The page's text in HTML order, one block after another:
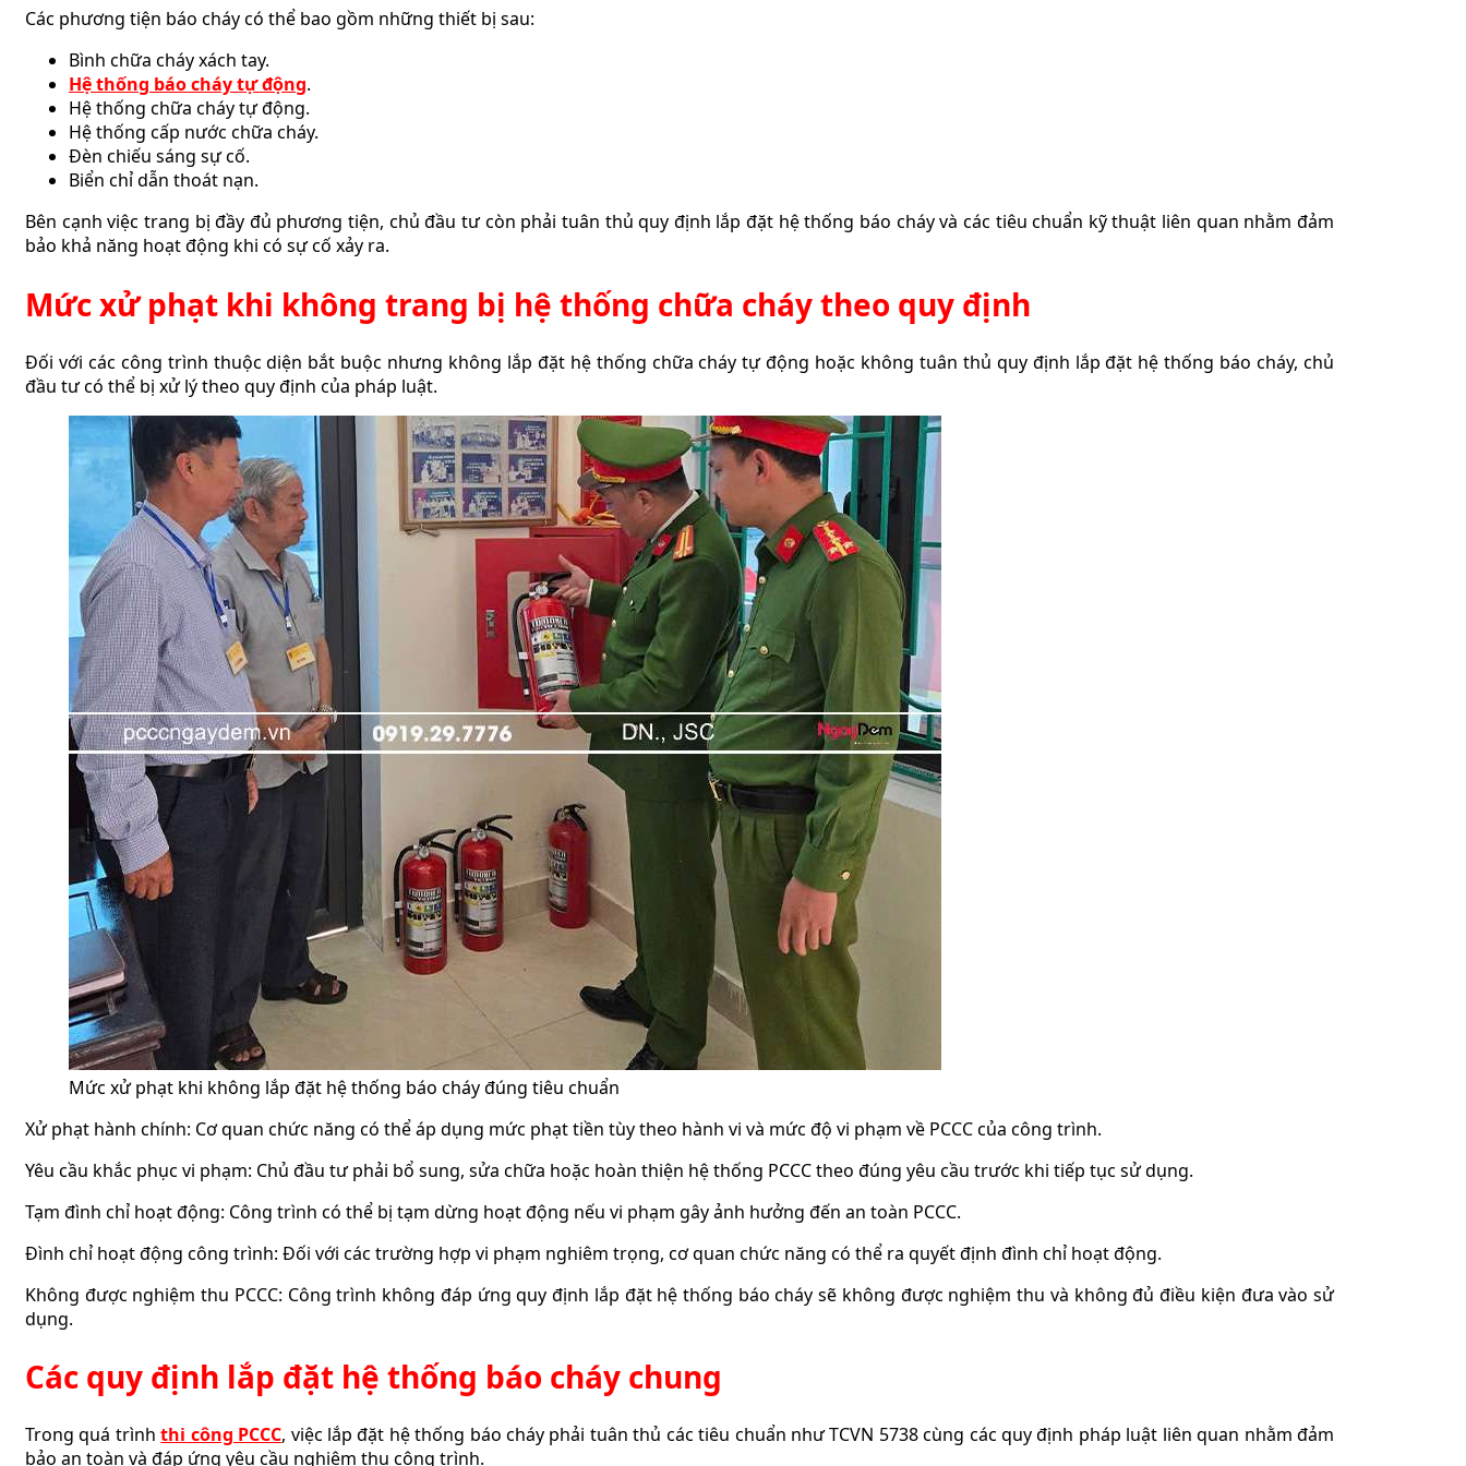
Các phương tiện báo cháy có thể bao gồm những thiết bị sau:
Bình chữa cháy xách tay.
Hệ thống báo cháy tự động.
Hệ thống chữa cháy tự động.
Hệ thống cấp nước chữa cháy.
Đèn chiếu sáng sự cố.
Biển chỉ dẫn thoát nạn.
Bên cạnh việc trang bị đầy đủ phương tiện, chủ đầu tư còn phải tuân thủ quy định lắp đặt hệ thống báo cháy và các tiêu chuẩn kỹ thuật liên quan nhằm đảm
bảo khả năng hoạt động khi có sự cố xảy ra.
Mức xử phạt khi không trang bị hệ thống chữa cháy theo quy định
Đối với các công trình thuộc diện bắt buộc nhưng không lắp đặt hệ thống chữa cháy tự động hoặc không tuân thủ quy định lắp đặt hệ thống báo cháy, chủ
đầu tư có thể bị xử lý theo quy định của pháp luật.
Mức xử phạt khi không lắp đặt hệ thống báo cháy đúng tiêu chuẩn
Xử phạt hành chính: Cơ quan chức năng có thể áp dụng mức phạt tiền tùy theo hành vi và mức độ vi phạm về PCCC của công trình.
Yêu cầu khắc phục vi phạm: Chủ đầu tư phải bổ sung, sửa chữa hoặc hoàn thiện hệ thống PCCC theo đúng yêu cầu trước khi tiếp tục sử dụng.
Tạm đình chỉ hoạt động: Công trình có thể bị tạm dừng hoạt động nếu vi phạm gây ảnh hưởng đến an toàn PCCC.
Đình chỉ hoạt động công trình: Đối với các trường hợp vi phạm nghiêm trọng, cơ quan chức năng có thể ra quyết định đình chỉ hoạt động.
Không được nghiệm thu PCCC: Công trình không đáp ứng quy định lắp đặt hệ thống báo cháy sẽ không được nghiệm thu và không đủ điều kiện đưa vào sử
dụng.
Các quy định lắp đặt hệ thống báo cháy chung
Trong quá trìnhthi công PCCC, việc lắp đặt hệ thống báo cháy phải tuân thủ các tiêu chuẩn như TCVN 5738 cùng các quy định pháp luật liên quan nhằm đảm
bảo an toàn và đáp ứng yêu cầu nghiệm thu công trình.